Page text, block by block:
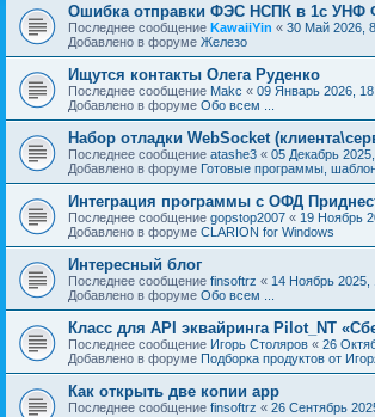
Ошибка отправки ФЭС НСПК в 1с УНФ
Последнее сообщение KawaiiYin « 30 Май 2026,
Добавлено в форуме Железо
Ищутся контакты Олега Руденко
Последнее сообщение Makc « 09 Январь 2026,
Добавлено в форуме Обо всем ...
Набор отладки WebSocket
Последнее сообщение atashe3 « 05 Декабрь
Добавлено в форуме Готовые программы,
Интеграция программы с ОФД
Последнее сообщение gopstop2007 « 19 Ноябрь
Добавлено в форуме CLARION for Windows
Интересный блог
Последнее сообщение finsoftrz « 14 Ноябрь 2025,
Добавлено в форуме Обо всем ...
Класс для API эквайринга Pilot_NT
Последнее сообщение Игорь Столяров « 26
Добавлено в форуме Подборка продуктов от
Как открыть две копии app
Последнее сообщение finsoftrz « 26 Сентябрь